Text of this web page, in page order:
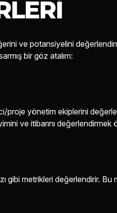
ve potansiyelini
bir göz atalım:
proje yönetim ekiplerini
ve itibarını değerlendirmek
gibi metrikleri değerlendirir. Bu